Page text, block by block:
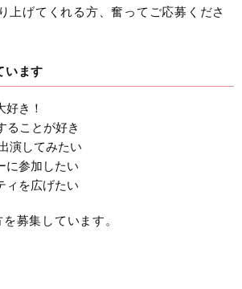
上げてくれる方、奮ってご応募くださ
います
好き！
ることが好き
演してみたい
に参加したい
ィを広げたい
募集しています。